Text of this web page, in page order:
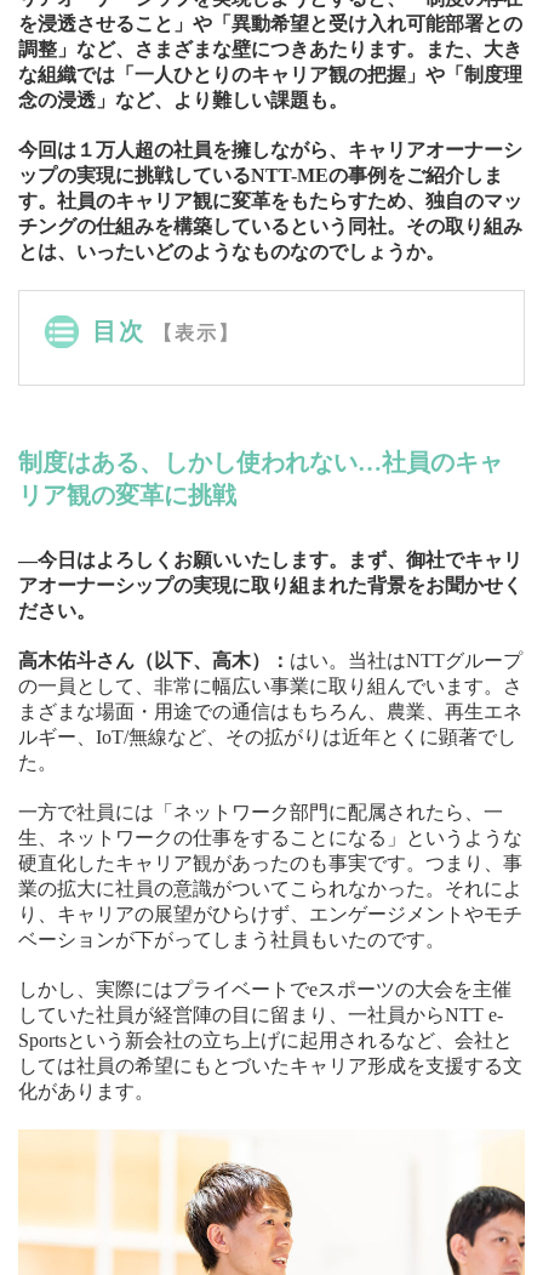
を浸透させること」や「異動希望と受け入れ可能部署との
調整」など、さまざまな壁につきあたります。また、大き
な組織では「一人ひとりのキャリア観の把握」や「制度理
念の浸透」など、より難しい課題も。
今回は１万人超の社員を擁しながら、キャリアオーナーシ
ップの実現に挑戦しているNTT-MEの事例をご紹介しま
す。社員のキャリア観に変革をもたらすため、独自のマッ
チングの仕組みを構築しているという同社。その取り組み
とは、いったいどのようなものなのでしょうか。
目次 【表示】
制度はある、しかし使われない…社員のキャ
リア観の変革に挑戦
—今日はよろしくお願いいたします。まず、御社でキャリ
アオーナーシップの実現に取り組まれた背景をお聞かせく
ださい。
高木佑斗さん（以下、高木）： はい。当社はNTTグループ
の一員として、非常に幅広い事業に取り組んでいます。さ
まざまな場面・用途での通信はもちろん、農業、再生エネ
ルギー、IoT/無線など、その拡がりは近年とくに顕著でし
た。
一方で社員には「ネットワーク部門に配属されたら、一
生、ネットワークの仕事をすることになる」というような
硬直化したキャリア観があったのも事実です。つまり、事
業の拡大に社員の意識がついてこられなかった。それによ
り、キャリアの展望がひらけず、エンゲージメントやモチ
ベーションが下がってしまう社員もいたのです。
しかし、実際にはプライベートでeスポーツの大会を主催
していた社員が経営陣の目に留まり、一社員からNTT e-
Sportsという新会社の立ち上げに起用されるなど、会社と
しては社員の希望にもとづいたキャリア形成を支援する文
化があります。